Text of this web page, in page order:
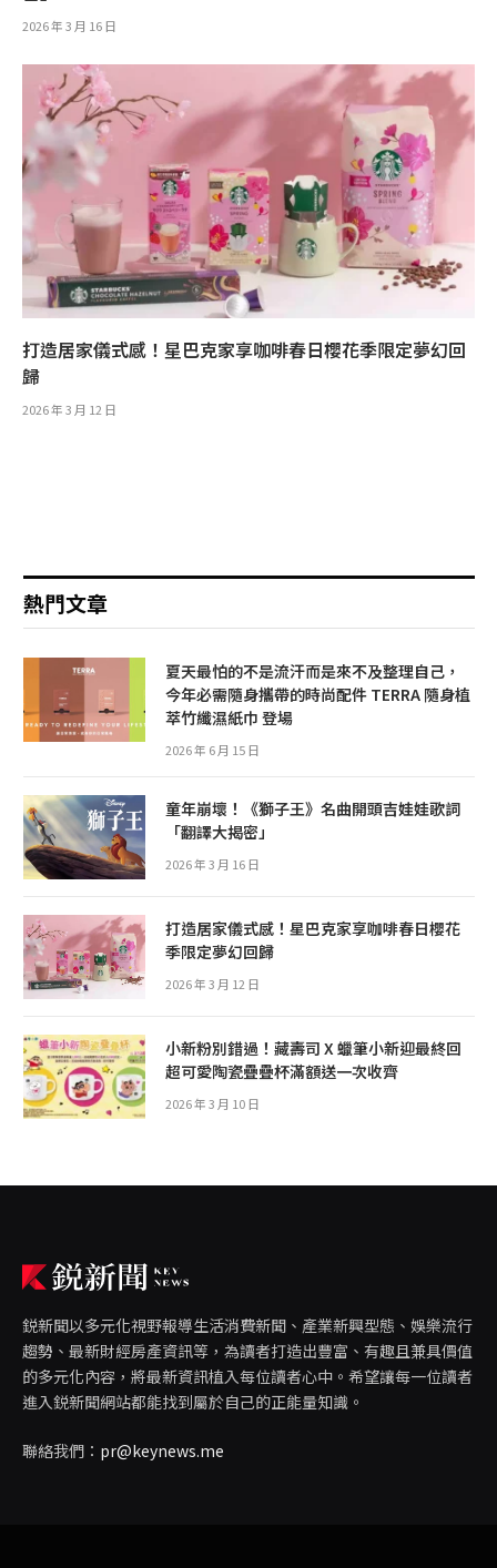
2026 年 3 月 16 日
打造居家儀式感！星巴克家享咖啡春日櫻花季限定夢幻回
歸
2026 年 3 月 12 日
熱門文章
夏天最怕的不是流汗而是來不及整理自己，
今年必需隨身攜帶的時尚配件 TERRA 隨身植
萃竹纖濕紙巾 登場
2026 年 6 月 15 日
童年崩壞！《獅子王》名曲開頭吉娃娃歌詞
「翻譯大揭密」
2026 年 3 月 16 日
打造居家儀式感！星巴克家享咖啡春日櫻花
季限定夢幻回歸
2026 年 3 月 12 日
小新粉別錯過！藏壽司 X 蠟筆小新迎最終回
超可愛陶瓷疊疊杯滿額送一次收齊
2026 年 3 月 10 日
鋭新聞以多元化視野報導生活消費新聞、產業新興型態、娛樂流行
趨勢、最新財經房產資訊等，為讀者打造出豐富、有趣且兼具價值
的多元化內容，將最新資訊植入每位讀者心中。希望讓每一位讀者
進入鋭新聞網站都能找到屬於自己的正能量知識。
聯絡我們： pr@keynews.me